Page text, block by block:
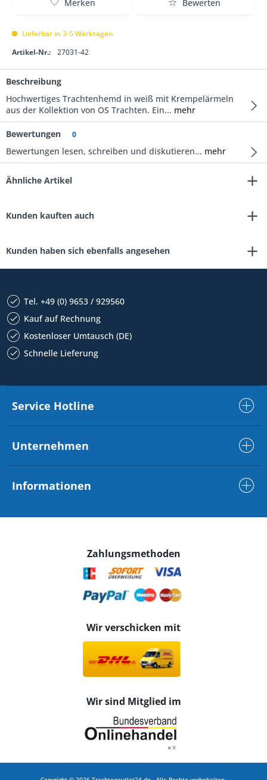
Merken Bewerten
Lieferbar in 3-5 Werktagen
Artikel-Nr.:
27031-42
Beschreibung
Hochwertiges Trachtenhemd in weiß mit Krempelärmeln
aus der Kollektion von OS Trachten. Ein... mehr
Bewertungen 0
Bewertungen lesen, schreiben und diskutieren... mehr
Ähnliche Artikel
Kunden kauften auch
Kunden haben sich ebenfalls angesehen
Tel. +49 (0) 9653 / 929560
Kauf auf Rechnung
Kostenloser Umtausch (DE)
Schnelle Lieferung
Service Hotline
Unternehmen
Informationen
Zahlungsmethoden
Wir verschicken mit
Wir sind Mitglied im